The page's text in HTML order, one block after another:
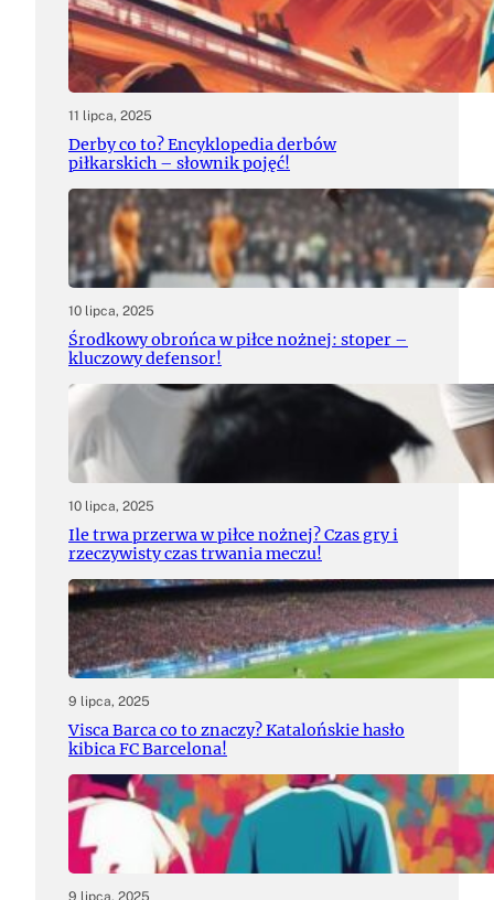
11 lipca, 2025
Derby co to? Encyklopedia derbów
piłkarskich – słownik pojęć!
10 lipca, 2025
Środkowy obrońca w piłce nożnej: stoper –
kluczowy defensor!
10 lipca, 2025
Ile trwa przerwa w piłce nożnej? Czas gry i
rzeczywisty czas trwania meczu!
9 lipca, 2025
Visca Barca co to znaczy? Katalońskie hasło
kibica FC Barcelona!